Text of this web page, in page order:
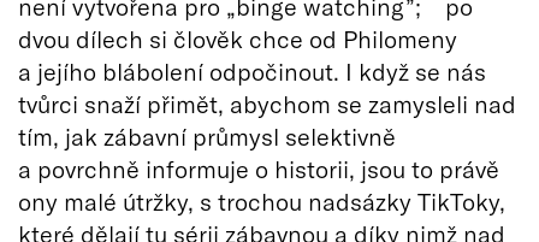
není vytvořena pro „binge watching”; po
dvou dílech si člověk chce od Philomeny
a jejího blábolení odpočinout. I když se nás
tvůrci snaží přimět, abychom se zamysleli nad
tím, jak zábavní průmysl selektivně
a povrchně informuje o historii, jsou to právě
ony malé útržky, s trochou nadsázky TikToky,
které dělají tu sérii zábavnou a díky nimž nad